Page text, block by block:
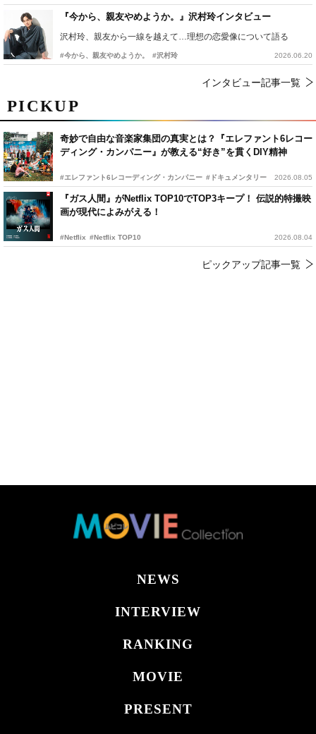
PICKUP
奇妙で自由な音楽家集団の真実とは？『エレファント6レコー
ディング・カンパニー』が教える“好き”を貫くDIY精神
#エレファント6レコーディング・カンパニー #ドキュメンタリー 2026.08.05
『ガス人間』がNetflix TOP10でTOP3キープ！ 伝説的特撮映
画が現代によみがえる！
#Netflix #Netflix TOP10 2026.08.04
ピックアップ記事一覧
『今から、親友やめようか。』沢村玲インタビュー
沢村玲、親友から一線を越えて…理想の恋愛像について語る
#今から、親友やめようか。 #沢村玲 2026.06.20
インタビュー記事一覧
NEWS
INTERVIEW
RANKING
MOVIE
PRESENT